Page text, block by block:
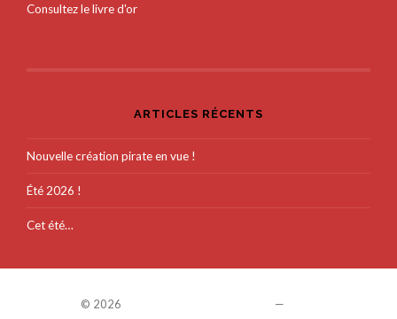
Consultez le livre d'or
ARTICLES RÉCENTS
Nouvelle création pirate en vue !
Été 2026 !
Cet été…
© 2026 —